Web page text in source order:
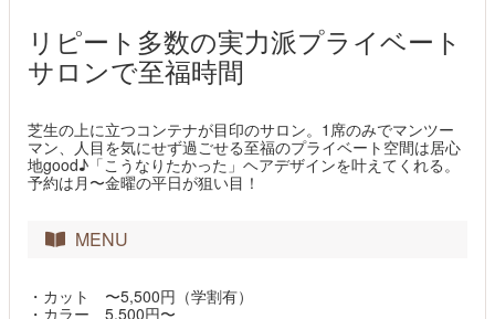
リピート多数の実力派プライベート
サロンで至福時間
芝生の上に立つコンテナが目印のサロン。1席のみでマンツー
マン、人目を気にせず過ごせる至福のプライベート空間は居心
地good♪「こうなりたかった」ヘアデザインを叶えてくれる。
予約は月〜金曜の平日が狙い目！
MENU
・カット 〜5,500円（学割有）
・カラー 5,500円〜